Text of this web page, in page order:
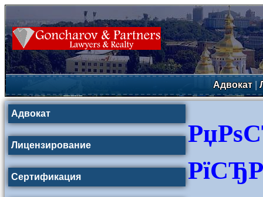
Адвокат|
Адвокат
Лицензирование
Сертификация